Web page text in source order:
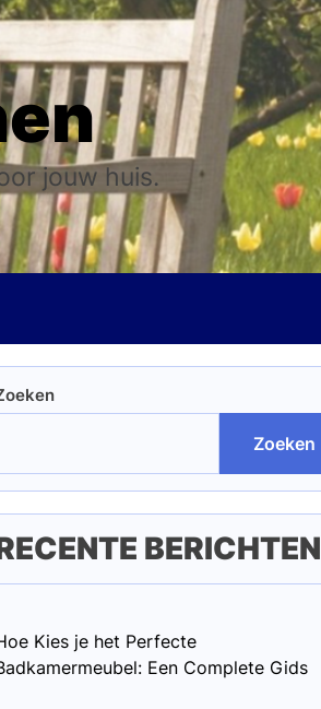
jouw huis.
Zoeken
BERICHTEN
Kies je het Perfecte
Een Complete Gids